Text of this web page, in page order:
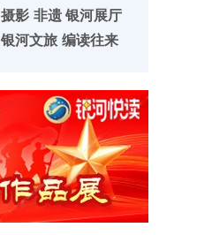
摄影 非遗 银河展厅
银河文旅 编读往来